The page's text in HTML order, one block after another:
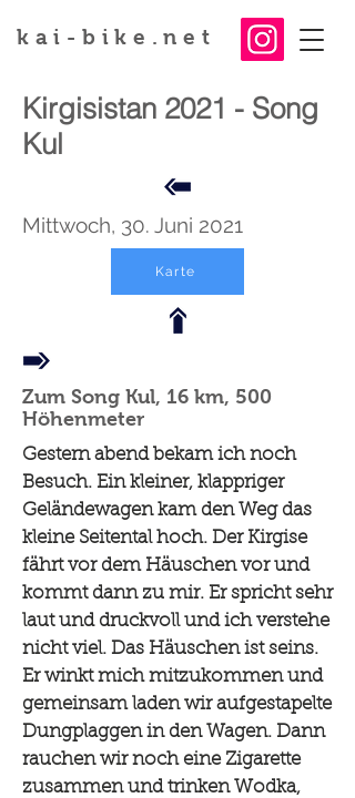
kai-bike.net
Kirgisistan 2021 - Song
Kul
Mittwoch, 30. Juni 2021
Karte
Zum Song Kul, 16 km, 500
Höhenmeter
Gestern abend bekam ich noch
Besuch. Ein kleiner, klappriger
Geländewagen kam den Weg das
kleine Seitental hoch. Der Kirgise
fährt vor dem Häuschen vor und
kommt dann zu mir. Er spricht sehr
laut und druckvoll und ich verstehe
nicht viel. Das Häuschen ist seins.
Er winkt mich mitzukommen und
gemeinsam laden wir aufgestapelte
Dungplaggen in den Wagen. Dann
rauchen wir noch eine Zigarette
zusammen und trinken Wodka,